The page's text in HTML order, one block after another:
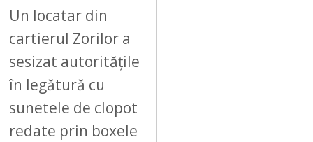
Un locatar din
cartierul Zorilor a
sesizat autoritățile
în legătură cu
sunetele de clopot
redate prin boxele